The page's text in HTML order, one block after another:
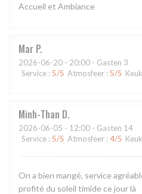
Accueil et Ambiance
Mar P
2026-06-20 - 20:00 - Gasten 3
Service : 5/5 Atmosfeer : 5/5
Minh-Than D
2026-06-05 - 12:00 - Gasten 14
Service : 5/5 Atmosfeer : 4/5
On a bien mangé, service
profité du soleil timide ce jour là